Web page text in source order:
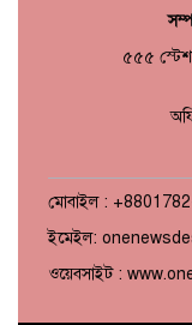
৫৫৫
মোবাইল :
ইমেইল:
ওয়েবসাইট :